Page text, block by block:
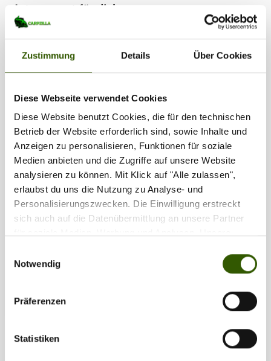
Zustimmung Details Über Cookies
Diese Webseite verwendet Cookies
Diese Website benutzt Cookies, die für den technischen
Betrieb der Website erforderlich sind, sowie Inhalte und
Anzeigen zu personalisieren, Funktionen für soziale
Medien anbieten und die Zugriffe auf unsere Website
analysieren zu können. Mit Klick auf "Alle zulassen",
erlaubst du uns die Nutzung zu Analyse- und
Personalisierungszwecken. Die Einwilligung erstreckt
sich auch auf die Datenübermittlung an unsere Partner
weiteren Daten zusammen, die Sie ihnen bereitgestellt
haben oder die sie im Rahmen Ihrer Nutzung der Dienste
Notwendig
Präferenzen
Statistiken
Interessant für dich
PARTYTIME – Carpzilla+ ist online!!!
Carpzilla-News 21.10.2018
Carpzilla+ ist ONLINE! Du kannst Dir nicht vorstellen, wie
inspirierende und wirklich einzigartige Beiträge raus,
natürlich exklusiv und nur für Dich auf Carpzilla+Das
willkommen zu heißen, haben wir bereits neun exklusive
Inhalte und alle „Einfach besser Angeln“ Audiocoachings
Videoformat: FLOW – der Weg ist das Ziel. In der ersten